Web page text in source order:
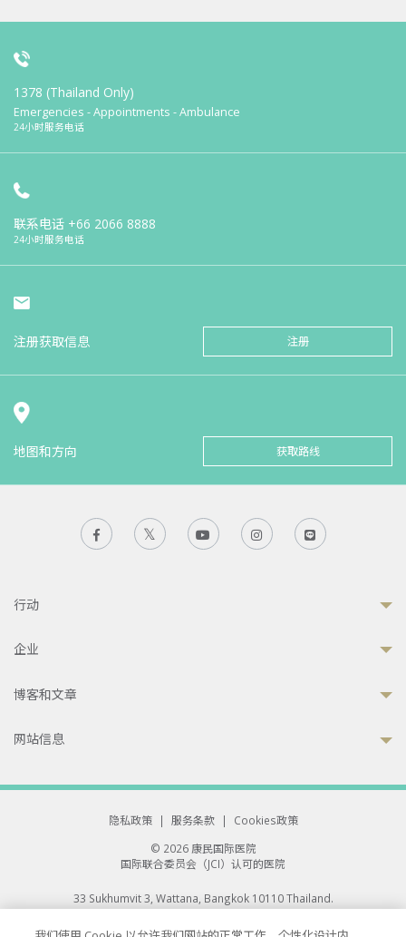
1378 (Thailand Only)
Emergencies - Appointments - Ambulance
24小时服务电话
联系电话 +66 2066 8888
24小时服务电话
注册获取信息 注册
地图和方向 获取路线
行动
企业
博客和文章
网站信息
隐私政策 | 服务条款 |
Cookies政策
© 2026 康民国际医院
国际联合委员会（JCI）认可的医院
33 Sukhumvit 3, Wattana, Bangkok 10110 Thailand.
All rights reserved.